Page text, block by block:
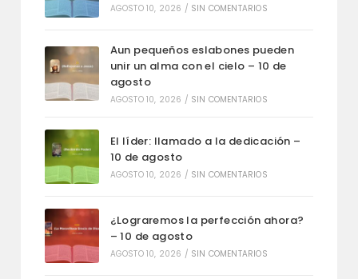
AGOSTO 10, 2026 / SIN COMENTARIOS
Aun pequeños eslabones pueden
unir un alma con el cielo – 10 de
agosto
AGOSTO 10, 2026 / SIN COMENTARIOS
El líder: llamado a la dedicación –
10 de agosto
AGOSTO 10, 2026 / SIN COMENTARIOS
¿Lograremos la perfección ahora?
– 10 de agosto
AGOSTO 10, 2026 / SIN COMENTARIOS